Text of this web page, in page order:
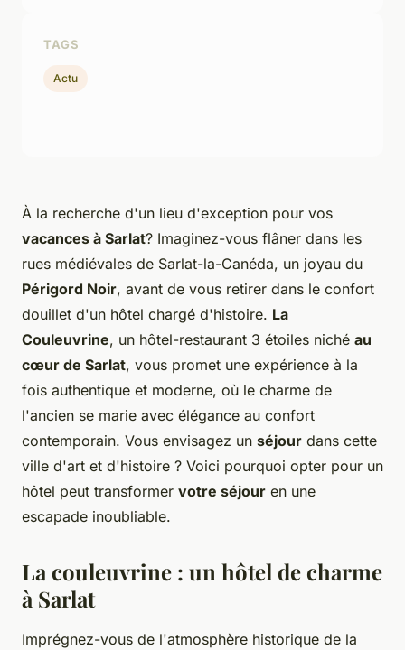
À la recherche d'un lieu d'exception pour vos
vacances à Sarlat? Imaginez-vous flâner dans les
rues médiévales de Sarlat-la-Canéda, un joyau du
Périgord Noir, avant de vous retirer dans le confort
douillet d'un hôtel chargé d'histoire. La
Couleuvrine, un hôtel-restaurant 3 étoiles niché au
cœur de Sarlat, vous promet une expérience à la
fois authentique et moderne, où le charme de
l'ancien se marie avec élégance au confort
contemporain. Vous envisagez un séjour dans cette
ville d'art et d'histoire ? Voici pourquoi opter pour un
hôtel peut transformer votre séjour en une
escapade inoubliable.
La couleuvrine : un hôtel de charme
à Sarlat
Imprégnez-vous de l'atmosphère historique de la
TAGS
Actu